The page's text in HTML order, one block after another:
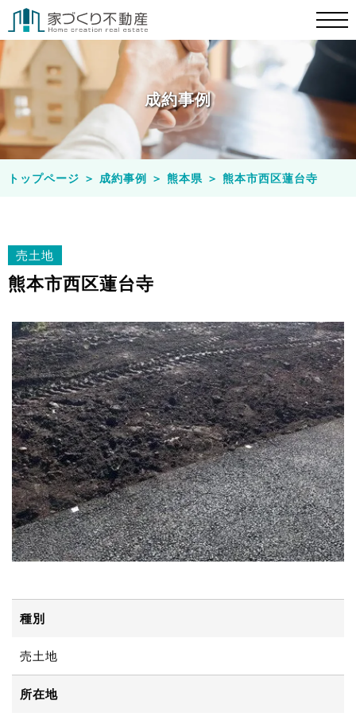
成約事例
トップページ ＞ 成約事例 ＞ 熊本県 ＞ 熊本市西区蓮台寺
売土地
熊本市西区蓮台寺
種別
売土地
所在地